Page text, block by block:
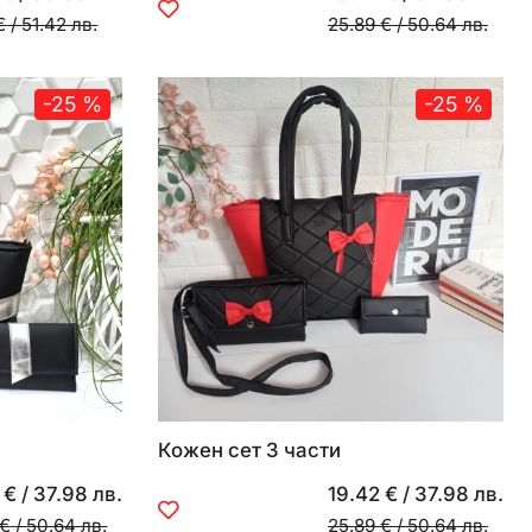
/51.42 лв. 25.89 €/50.64 лв.
-25 %
€ / 37.98 лв.
/50.64 лв.
-25 %
Кожен сет 3 части
19.42 € / 37.98 лв.
25.89 €/50.64 лв.